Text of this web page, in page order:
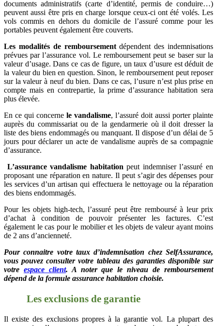
documents administratifs (carte d’identité, permis de conduire…)
peuvent aussi être pris en charge lorsque ceux-ci ont été volés. Les
vols commis en dehors du domicile de l’assuré comme pour les
portables peuvent également être couverts.
Les modalités de remboursementdépendent des indemnisations
prévues par l’assurance vol. Le remboursement peut se baser sur la
valeur d’usage. Dans ce cas de figure, un taux d’usure est déduit de
la valeur du bien en question. Sinon, le remboursement peut reposer
sur la valeur à neuf du bien. Dans ce cas, l’usure n’est plus prise en
compte mais en contrepartie, la prime d’assurance habitation sera
plus élevée.
En ce qui concerne le vandalisme, l’assuré doit aussi porter plainte
auprès du commissariat ou de la gendarmerie où il doit dresser la
liste des biens endommagés ou manquant. Il dispose d’un délai de 5
jours pour déclarer un acte de vandalisme auprès de sa compagnie
d’assurance.
L’assurance vandalisme habitation peut indemniser l’assuré en
proposant une réparation en nature. Il peut s’agir des dépenses pour
les services d’un artisan qui effectuera le nettoyage ou la réparation
des biens endommagés.
Pour les objets high-tech, l’assuré peut être remboursé à leur prix
d’achat à condition de pouvoir présenter les factures. C’est
également le cas pour le mobilier et les objets de valeur ayant moins
de 2 ans d’ancienneté.
Pour connaitre votre taux d’indemnisation chez SelfAssurance,
vous pouvez consulter votre tableau des garanties disponible sur
votre espace client. A noter que le niveau de remboursement
dépend de la formule assurance habitation choisie.
Les exclusions de garantie
Il existe des exclusions propres à la garantie vol. La plupart des